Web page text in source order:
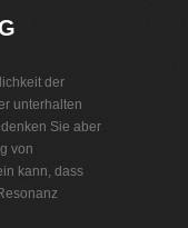
der
unterhalten
Sie aber
von
kann, dass